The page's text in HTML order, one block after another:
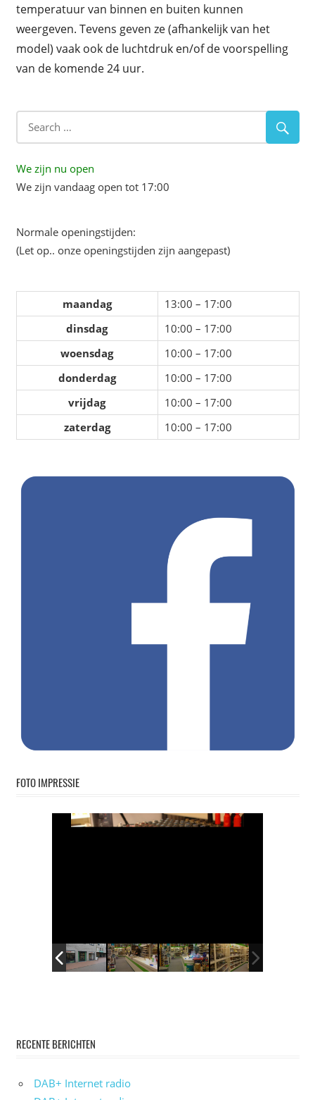
temperatuur van binnen en buiten kunnen
weergeven. Tevens geven ze (afhankelijk van het
model) vaak ook de luchtdruk en/of de voorspelling
van de komende 24 uur.
We zijn nu open
We zijn vandaag open tot 17:00
Normale openingstijden:
(Let op.. onze openingstijden zijn aangepast)
maandag
13:00 – 17:00
dinsdag
10:00 – 17:00
woensdag
10:00 – 17:00
donderdag
10:00 – 17:00
vrijdag
10:00 – 17:00
zaterdag
10:00 – 17:00
FOTO IMPRESSIE
RECENTE BERICHTEN
DAB+ Internet radio